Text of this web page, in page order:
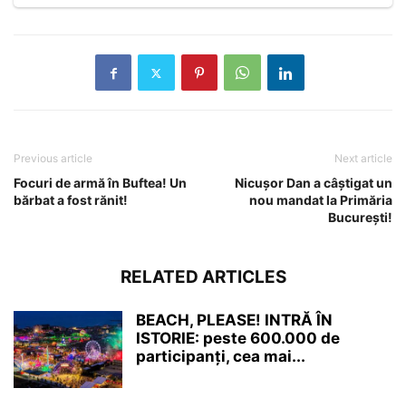
Previous article
Focuri de armă în Buftea! Un
bărbat a fost rănit!
Next article
Nicușor Dan a câștigat un
nou mandat la Primăria
București!
RELATED ARTICLES
BEACH, PLEASE! INTRĂ ÎN
ISTORIE: peste 600.000 de
participanți, cea mai...